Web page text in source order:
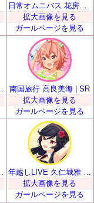
日常オムニバス 花房優輝 | SR
拡大画像を見る
ガールページを見る
南国旅行 高良美海 | SR
拡大画像を見る
ガールページを見る
拡大画像を見る
ガールページを見る